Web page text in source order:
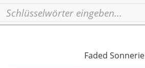
Faded Sonnerie